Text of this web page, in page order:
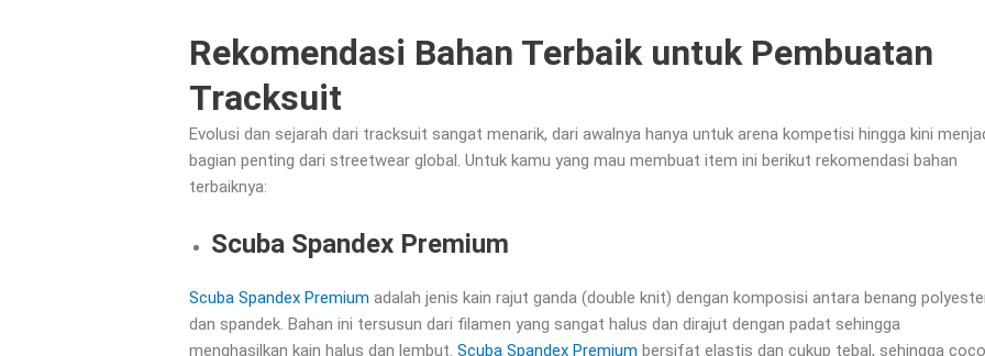
Rekomendasi Bahan Terbaik untuk Pembuatan
Tracksuit
Evolusi dan sejarah dari tracksuit sangat menarik, dari awalnya hanya untuk arena kompetisi hingga kini
bagian penting dari streetwear global. Untuk kamu yang mau membuat item ini berikut rekomendasi bahan
terbaiknya:
Scuba Spandex Premium
Scuba Spandex Premium adalah jenis kain rajut ganda (double knit) dengan komposisi antara benang
dan spandek. Bahan ini tersusun dari filamen yang sangat halus dan dirajut dengan padat sehingga
menghasilkan kain halus dan lembut. Scuba Spandex Premium bersifat elastis dan cukup tebal, sehingga